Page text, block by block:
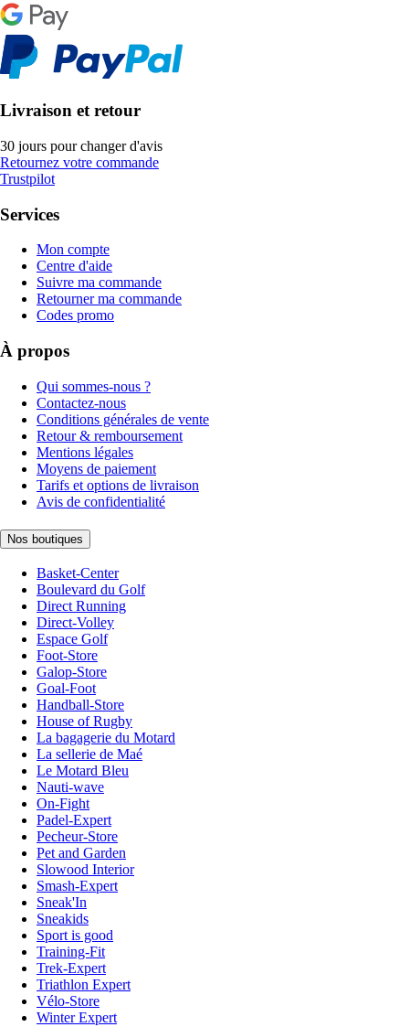
Livraison et retour
30 jours pour changer d'avis
Retournez votre commande
Trustpilot
Services
Mon compte
Centre d'aide
Suivre ma commande
Retourner ma commande
Codes promo
À propos
Qui sommes-nous ?
Contactez-nous
Conditions générales de vente
Retour & remboursement
Mentions légales
Moyens de paiement
Tarifs et options de livraison
Avis de confidentialité
Nos boutiques
Basket-Center
Boulevard du Golf
Direct Running
Direct-Volley
Espace Golf
Foot-Store
Galop-Store
Goal-Foot
Handball-Store
House of Rugby
La bagagerie du Motard
La sellerie de Maé
Le Motard Bleu
Nauti-wave
On-Fight
Padel-Expert
Pecheur-Store
Pet and Garden
Slowood Interior
Smash-Expert
Sneak'In
Sneakids
Sport is good
Training-Fit
Trek-Expert
Triathlon Expert
Vélo-Store
Winter Expert